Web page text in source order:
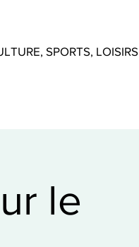
SPORTS, LOISIRS
le